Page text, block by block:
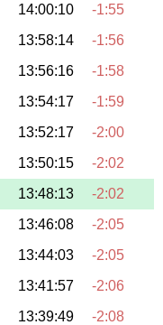
14:00:10
-1:55
13:58:14
-1:56
13:56:16
-1:58
13:54:17
-1:59
13:52:17
-2:00
13:50:15
-2:02
13:48:13
-2:02
13:46:08
-2:05
13:44:03
-2:05
13:41:57
-2:06
13:39:49
-2:08